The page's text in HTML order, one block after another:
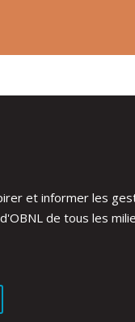
et informer les
de tous les